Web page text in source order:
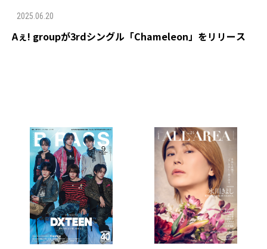
2025.06.20
Aぇ! groupが3rdシングル「Chameleon」をリリース